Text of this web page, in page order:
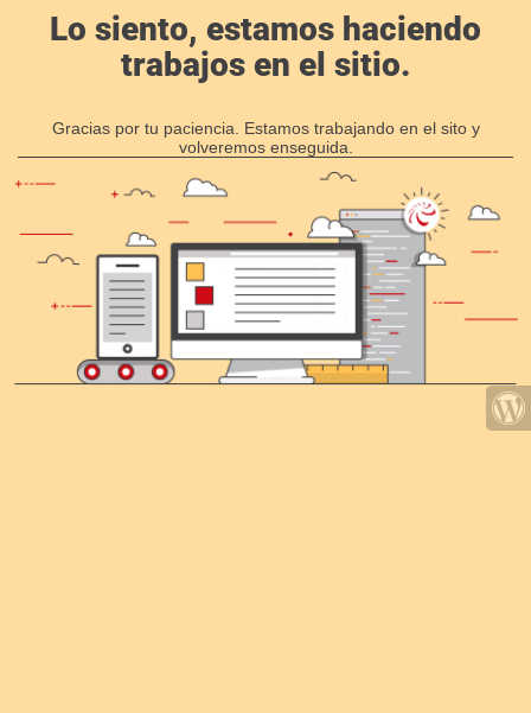
Lo siento, estamos haciendo
trabajos en el sitio.
Gracias por tu paciencia. Estamos trabajando en el sito y
volveremos enseguida.